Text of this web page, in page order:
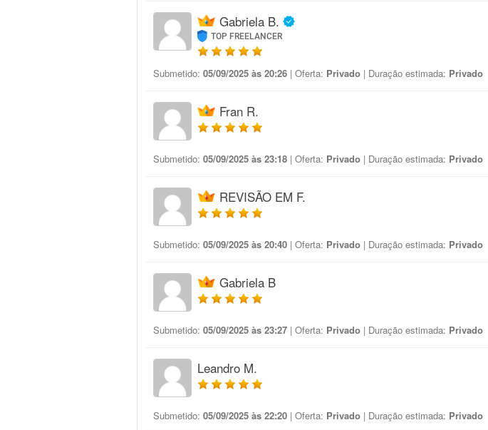
Gabriela B.
TOP FREELANCER
Submetido: 05/09/2025 às 20:26 | Oferta: Privado | Duração estimada: Privado
Fran R.
Submetido: 05/09/2025 às 23:18 | Oferta: Privado | Duração estimada: Privado
REVISÃO EM F.
Submetido: 05/09/2025 às 20:40 | Oferta: Privado | Duração estimada: Privado
Gabriela B
Submetido: 05/09/2025 às 23:27 | Oferta: Privado | Duração estimada: Privado
Leandro M.
Submetido: 05/09/2025 às 22:20 | Oferta: Privado | Duração estimada: Privado